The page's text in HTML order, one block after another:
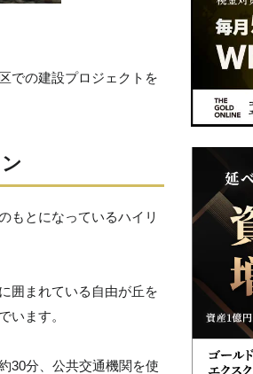
での建設プロジェクトを
もとになっているハイリ
囲まれている自由が丘を
います。
30分、公共交通機関を使